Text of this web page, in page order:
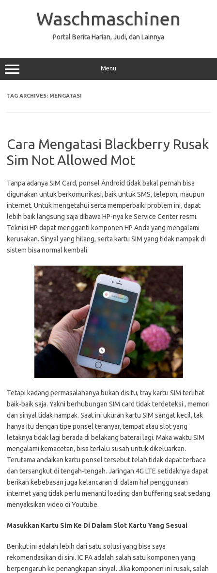
Waschmaschinen
Portal Berita Harian, Judi, dan Lainnya
Menu
TAG ARCHIVES: MENGATASI
Cara Mengatasi Blackberry Rusak
Sim Not Allowed Mot
Tanpa adanya SIM Card, ponsel Android tidak bakal pernah bisa
digunakan untuk berkomunikasi, baik untuk SMS, telepon, maupun
internet. Untuk mengetahui serta memperbaiki problem ini, dapat
lebih baik langsung saja dibawa HP-nya ke Service Center resmi.
Teknisi HP dapat mengganti komponen HP Anda yang mengalami
kerusakan. Sinyal yang hilang, serta kartu SIM yang tidak nampak di
sistem bisa normal kembali.
Tetapi kadang permasalahanya bukan disitu, tray kartu SIM terlihat
baik-baik saja. Yakni berhubungan SIM card tidak terdeteksi , memori
dan sinyal tidak nampak. Saat ini ukuran kartu SIM sangat kecil, tak
hanya itu dengan tipe ponsel teranyar, tempat atau slot yang
letaknya tidak lagi berada di belakang baterai lagi. Maka waktu SIM
mengalami kemacetan, bisa terlalu susah untuk dikeluarkan.
Terutama andaikan kartu ponsel tersebut telah tidak dapat terbaca
dan tersangkut di tengah-tengah. Jaringan 4G LTE setidaknya dapat
berikan kebebasan juga kelancaran di dalam hal penggunaan
internet yang tidak perlu menanti loading dan buffering saat sedang
menyaksikan video di Youtube.
Masukkan Kartu Sim Ke Di Dalam Slot Kartu Yang Sesuai
Berikut ini adalah lebih dari satu solusi yang bisa saya
rekomendasikan di sini. IC PA adalah salah satu komponen yang
berpengaruh ke penangkapan sinyal. Jika komponen ini rusak, salah